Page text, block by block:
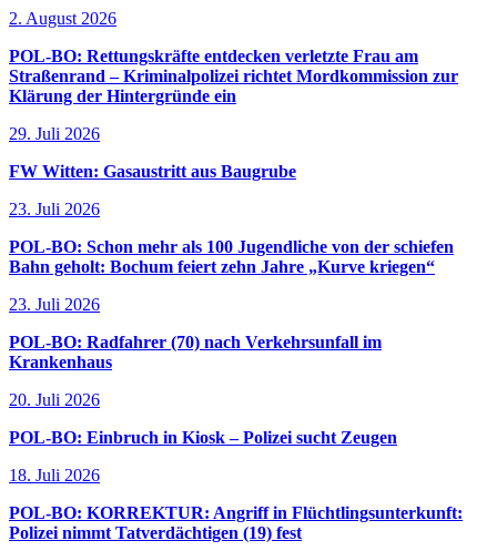
2. August 2026
POL-BO: Rettungskräfte entdecken verletzte Frau am
Straßenrand – Kriminalpolizei richtet Mordkommission zur
Klärung der Hintergründe ein
29. Juli 2026
FW Witten: Gasaustritt aus Baugrube
23. Juli 2026
POL-BO: Schon mehr als 100 Jugendliche von der schiefen
Bahn geholt: Bochum feiert zehn Jahre „Kurve kriegen“
23. Juli 2026
POL-BO: Radfahrer (70) nach Verkehrsunfall im
Krankenhaus
20. Juli 2026
POL-BO: Einbruch in Kiosk – Polizei sucht Zeugen
18. Juli 2026
POL-BO: KORREKTUR: Angriff in Flüchtlingsunterkunft:
Polizei nimmt Tatverdächtigen (19) fest